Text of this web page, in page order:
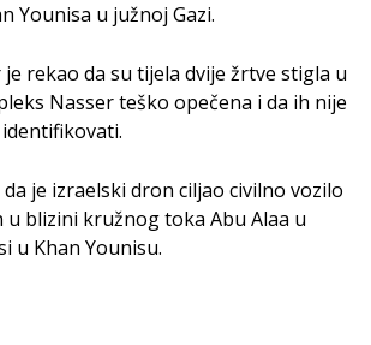
Younisa u južnoj Gazi.
rekao da su tijela dvije žrtve stigla u
Nasser teško opečena i da ih nije
je izraelski dron ciljao civilno vozilo
u blizini kružnog toka Abu Alaa u
u Khan Younisu.